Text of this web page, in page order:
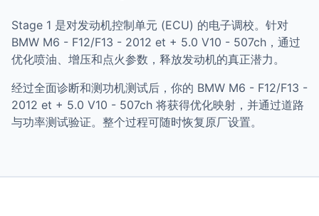
Stage 1 是对发动机控制单元 (ECU) 的电子调校。针对
BMW M6 - F12/F13 - 2012 et + 5.0 V10 - 507ch，通过
优化喷油、增压和点火参数，释放发动机的真正潜力。
经过全面诊断和测功机测试后，你的 BMW M6 - F12/F13 -
2012 et + 5.0 V10 - 507ch 将获得优化映射，并通过道路
与功率测试验证。整个过程可随时恢复原厂设置。